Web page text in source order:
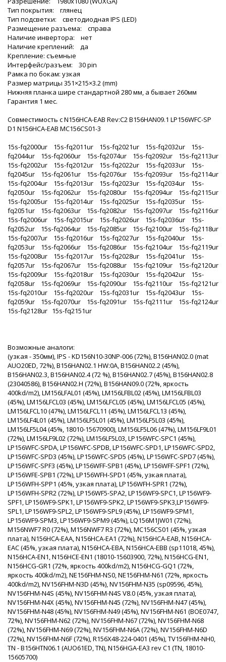
Тип покрытия: глянец
Тип подсветки: светодиодная IPS (LED)
Размещение разъема: справа
Наличие инвертора: нет
Наличие креплений: да
Крепление: съемные
Интерфейс/разъем: 30 pin
Рамка по бокам: узкая
Размер матрицы 351×215×3.2 (mm)
Нижняя планка шире стандартной 280 мм, а бывает 260мм
Гарантия 1 мес.
Совместимость с N156HCA-EAB Rev:С2 B156HAN09.1 LP156WFC-SP
D1 N156HCA-EAB MC156CS01-3
15s-fq2000ur 15s-fq2011ur 15s-fq2021ur 15s-fq2032ur 15s-
fq2044ur 15s-fq2060ur 15s-fq2074ur 15s-fq2092ur 15s-fq2113ur
15s-fq2002ur 15s-fq2012ur 15s-fq2022ur 15s-fq2033ur 15s-
fq2045ur 15s-fq2061ur 15s-fq2076ur 15s-fq2093ur 15s-fq2114ur
15s-fq2004ur 15s-fq2013ur 15s-fq2023ur 15s-fq2034ur 15s-
fq2050ur 15s-fq2062ur 15s-fq2080ur 15s-fq2094ur 15s-fq2115ur
15s-fq2005ur 15s-fq2014ur 15s-fq2025ur 15s-fq2035ur 15s-
fq2051ur 15s-fq2063ur 15s-fq2082ur 15s-fq2097ur 15s-fq2116ur
15s-fq2006ur 15s-fq2015ur 15s-fq2026ur 15s-fq2036ur 15s-
fq2052ur 15s-fq2064ur 15s-fq2085ur 15s-fq2100ur 15s-fq2118ur
15s-fq2007ur 15s-fq2016ur 15s-fq2027ur 15s-fq2040ur 15s-
fq2053ur 15s-fq2066ur 15s-fq2086ur 15s-fq2104ur 15s-fq2119ur
15s-fq2008ur 15s-fq2017ur 15s-fq2028ur 15s-fq2041ur 15s-
fq2057ur 15s-fq2067ur 15s-fq2088ur 15s-fq2109ur 15s-fq2120ur
15s-fq2009ur 15s-fq2018ur 15s-fq2030ur 15s-fq2042ur 15s-
fq2058ur 15s-fq2069ur 15s-fq2090ur 15s-fq2110ur 15s-fq2121ur
15s-fq2010ur 15s-fq2020ur 15s-fq2031ur 15s-fq2043ur 15s-
fq2059ur 15s-fq2070ur 15s-fq2091ur 15s-fq2111ur 15s-fq2124ur
15s-fq2128ur 15s-fq2151ur
Возможные аналоги:
(узкая - 350мм), IPS - KD156N10-30NP-006 (72%), B156HAN02.0 (mat
AUO20ED, 72%), B156HAN02.1 HW:0A, B156HAN02.2 (45%),
B156HAN02.3, B156HAN02.4 (72 %), B156HAN02.7 (45%), B156HAN02.8
(23040586), B156HAN02.H (72%), B156HAN09.0 (72%, яркость
400kd/m2), LM156LFAL01 (45%), LM156LFBL02 (45%), LM156LFBL03
(45%), LM156LFCL03 (45%), LM156LFCL05 (45%), LM156LFCL05 (45%),
LM156LFCL10 (47%), LM156LFCL11 (45%), LM156LFCL13 (45%),
LM156LF4L01 (45%), LM156LF5L01 (45%), LM156LF5L03 (45%),
LM156LF5L04 (45%, 18010-15670900), LM156LF5L06 (47%), LM156LF9L01
(72%), LM156LF9L02 (72%), LM156LF5L03, LP156WFC-SPC1 (45%),
LP156WFC-SPDA, LP156WFC-SPDB, LP156WFC-SPD1, LP156WFC-SPD2,
LP156WFC-SPD3 (45%), LP156WFC-SPD5 (45%), LP156WFC-SPD7 (45%),
LP156WFC-SPF3 (45%), LP156WFF-SPB1 (45%), LP156WFF-SPF1 (72%),
LP156WFE-SPB1 (72%), LP156WFH-SPD1 (45%, узкая плата),
LP156WFH-SPP1 (45%, узкая плата), LP156WFH-SPR1 (72%),
LP156WFH-SPR2 (72%), LP156WF5-SPA2, LP156WF9-SPC1, LP156WF9-
SPF1, LP156WF9-SPK1, LP156WF9-SPK2, LP156WF9-SPK3,LP156WF9-
SPL1, LP156WF9-SPL2, LP156WF9-SPL9 (45%), LP156WF9-SPM1,
LP156WF9-SPM3, LP156WF9-SPM9 (45%), LQ156M1JW01 (72%),
M156NWF7 R0 (72%), M156NWF7 R3 (72%), MC156CS01 (45%, узкая
плата), N156HCA-EAA, N156HCA-EA1 (72%), N156HCA-EAB, N156HCA-
EAC (45%, узкая плата), N156HCA-EBA, N156HCA-EBB (sp11018, 45%),
N156HCA-EN1, N156HCE-EN1 (18010-15603900, 72%), N156HCG-EN1,
N156HCG-GR1 (72%, яркость 400kd/m2), N156HCG-GQ1 (72%,
яркость 400kd/m2), NE156FHM-NS0, NE156FHM-N61 (72%, яркость
400kd/m2), NV156FHM-N3D (45%), NV156FHM-N35 (sp09596, 45%),
NV156FHM-N4S (45%), NV156FHM-N4S V8.0 (45%, узкая плата),
NV156FHM-N4X (45%), NV156FHM-N45 (72%), NV156FHM-N47 (45%),
NV156FHM-N48 (45%), NV156FHM-N49 (45%), NV156FHM-N61 (BOE0747,
72%), NV156FHM-N62 (72%), NV156FHM-N67 (72%), NV156FHM-N68
(72%), NV156FHM-N69 (72%), NV156FHM-N6A (72%), NV156FHM-N6D
(72%), NV156FHM-N6F (72%), R156X48-224-0401 (45%), TV156FHM-NH0,
TN - B156HTN06.1 (AUO61ED, TN), N156HGA-EA3 rev C1 (TN, 18010-
15605700)